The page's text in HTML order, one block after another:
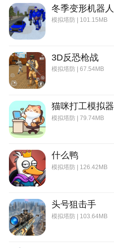
冬季变形机器人
模拟塔防 | 101.15MB
3D反恐枪战
模拟塔防 | 67.54MB
猫咪打工模拟器
模拟塔防 | 79.74MB
什么鸭
模拟塔防 | 126.42MB
头号狙击手
模拟塔防 | 103.64MB